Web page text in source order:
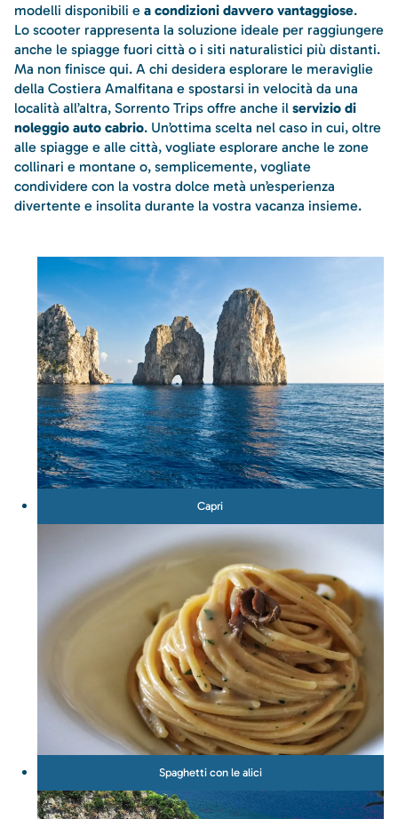
modelli disponibili e a condizioni davvero vantaggiose.
Lo scooter rappresenta la soluzione ideale per raggiungere
anche le spiagge fuori città o i siti naturalistici più distanti.
Ma non finisce qui. A chi desidera esplorare le meraviglie
della Costiera Amalfitana e spostarsi in velocità da una
località all’altra, Sorrento Trips offre anche il servizio di
noleggio auto cabrio. Un’ottima scelta nel caso in cui, oltre
alle spiagge e alle città, vogliate esplorare anche le zone
collinari e montane o, semplicemente, vogliate
condividere con la vostra dolce metà un’esperienza
divertente e insolita durante la vostra vacanza insieme.
Capri
Spaghetti con le alici